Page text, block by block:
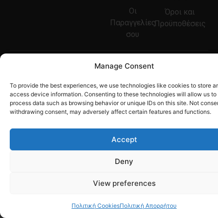
Manage Consent
To provide the best experiences, we use technologies like cookies to store
access device information. Consenting to these technologies will allow us to
process data such as browsing behavior or unique IDs on this site. Not
withdrawing consent, may adversely affect certain features and functions.
Accept
Deny
View preferences
Πολιτική CookiesΠολιτική Απορρήτου
Οι
Παραγγελίες
σου
Όροι και
Προϋποθέσεις
Tetteris Michalis